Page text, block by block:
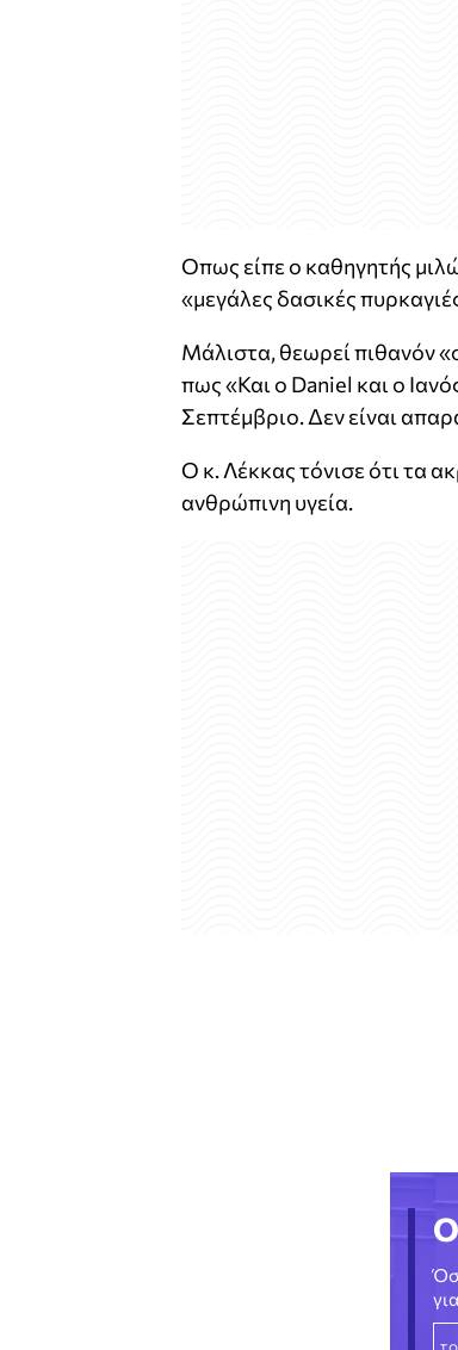
Οπως είπε ο καθηγητής
«μεγάλες δασικές
Μάλιστα, θεωρεί πιθανόν
πως «Και ο Daniel και ο
Σεπτέμβριο. Δεν είναι
Ο κ. Λέκκας τόνισε ότι τα
ανθρώπινη υγεία.